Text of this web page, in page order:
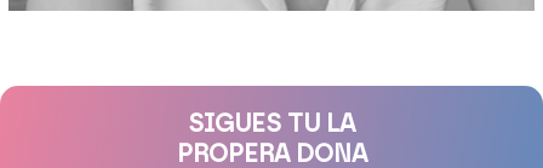
SIGUES TU LA
PROPERA DONA